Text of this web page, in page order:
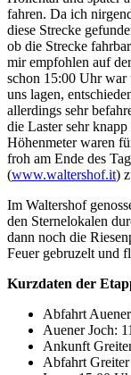
fahren. Da ich
diese Strecke
ob die Strecke
mir empfohlen auf
schon 15:00 Uhr
uns lagen,
allerdings sehr
die Laster sehr
Höhenmeter waren
froh am Ende des
(www.waltershof.it)
Im Waltershof
den Sternelokalen
dann noch die
Feuer gebruzelt und
Kurzdaten der
Abfahrt
Auener Joch:
Ankunft
Abfahrt